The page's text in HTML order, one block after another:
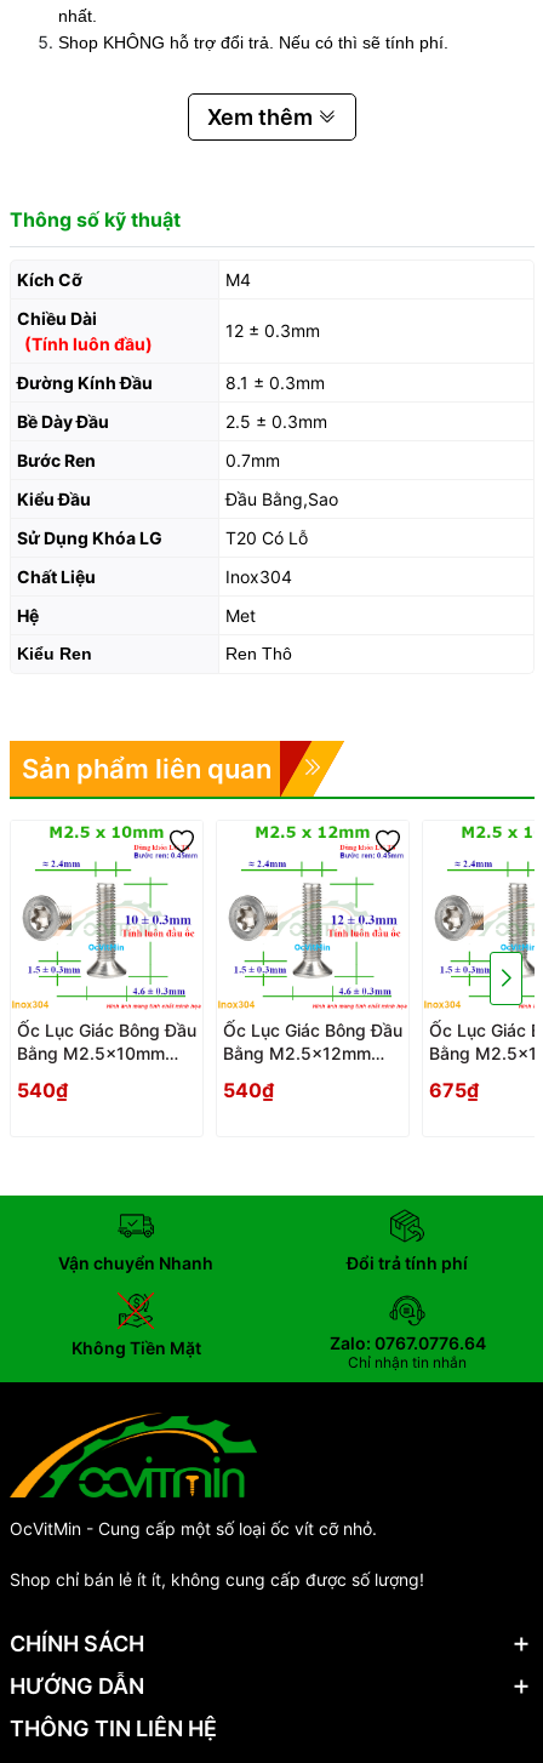
nhất.
Shop KHÔNG hỗ trợ đổi trả. Nếu có thì sẽ tính phí.
Xem thêm
Thông số kỹ thuật
Kích Cỡ
M4
Chiều Dài
(Tính luôn đầu)
12 ± 0.3mm
Đường Kính Đầu
8.1 ± 0.3mm
Bề Dày Đầu
2.5 ± 0.3mm
Bước Ren
0.7mm
Kiểu Đầu
Đầu Bằng,Sao
Sử Dụng Khóa LG
T20 Có Lỗ
Chất Liệu
Inox304
Hệ
Met
Kiểu Ren Ren Thô
Sản phẩm liên quan
Ốc Lục Giác Bông Đầu
Bằng M2.5x10mm
Giac Bong Sao Dau
540₫
Ốc Lục Giác Bông Đầu
Bằng M2.5x12mm
Giac Bong Sao Dau
540₫
Ốc Lục Giác
Bằng
Giac Bong
675₫
Vận chuyển Nhanh Đổi trả tính phí
Không Tiền Mặt Zalo: 0767.0776.64
Chỉ nhận tin nhắn
OcVitMin - Cung cấp một số loại ốc vít cỡ nhỏ.
Shop chỉ bán lẻ ít ít, không cung cấp được số lượng!
CHÍNH SÁCH
HƯỚNG DẪN
THÔNG TIN LIÊN HỆ